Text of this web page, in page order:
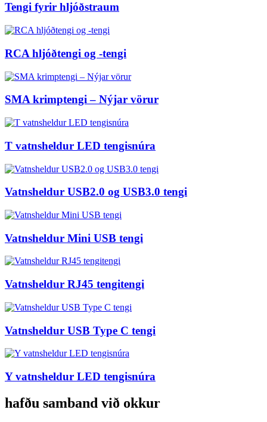
Tengi fyrir hljóðstraum
RCA hljóðtengi og -tengi
SMA krimptengi – Nýjar vörur
T vatnsheldur LED tengisnúra
Vatnsheldur USB2.0 og USB3.0 tengi
Vatnsheldur Mini USB tengi
Vatnsheldur RJ45 tengitengi
Vatnsheldur USB Type C tengi
Y vatnsheldur LED tengisnúra
hafðu samband við okkur